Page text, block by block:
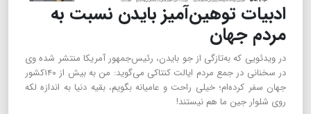
ادبیات توهین‌آمیز بایدن نسبت به
مردم جهان
در ویدئویی که به‌تازگی از جو بایدن، رئیس‌جمهور آمریکا منتشر شده وی
در سخنانی در جمع مردم ایالت کنتاکی می‌گوید: من به بیش از ۱۴۰کشور
جهان سفر کرده‌ام؛ خیلی راحت و عامیانه بگویم، بقیه دنیا به اندازه لکه
روی شلوار جین ما هم نیستند!